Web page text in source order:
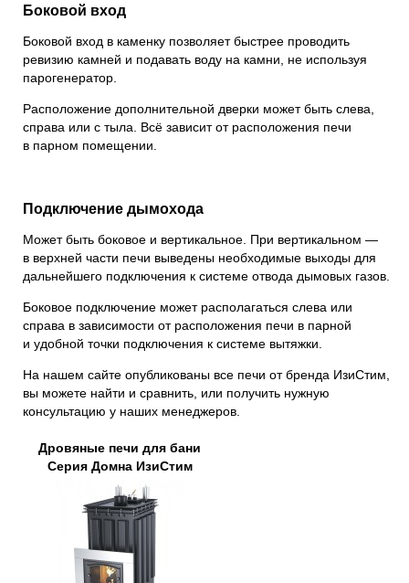
Боковой вход
Боковой вход в каменку позволяет быстрее проводить
ревизию камней и подавать воду на камни, не используя
парогенератор.
Расположение дополнительной дверки может быть слева,
справа или с тыла. Всё зависит от расположения печи
в парном помещении.
Подключение дымохода
Может быть боковое и вертикальное. При вертикальном —
в верхней части печи выведены необходимые выходы для
дальнейшего подключения к системе отвода дымовых газов.
Боковое подключение может располагаться слева или
справа в зависимости от расположения печи в парной
и удобной точки подключения к системе вытяжки.
На нашем сайте опубликованы все печи от бренда ИзиСтим,
вы можете найти и сравнить, или получить нужную
консультацию у наших менеджеров.
Дровяные печи для бани
Серия Домна ИзиСтим